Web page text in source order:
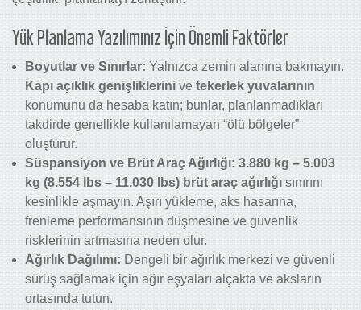
Yük Planlama Yazılımınız İçin Önemli Faktörler
Boyutlar ve Sınırlar: Yalnızca zemin alanına bakmayın.
Kapı açıklık genişliklerini ve tekerlek yuvalarının
konumunu da hesaba katın; bunlar, planlanmadıkları
takdirde genellikle kullanılamayan “ölü bölgeler”
oluşturur.
Süspansiyon ve Brüt Araç Ağırlığı: 3.880 kg – 5.003
kg (8.554 lbs – 11.030 lbs) brüt araç ağırlığı sınırını
kesinlikle aşmayın. Aşırı yükleme, aks hasarına,
frenleme performansının düşmesine ve güvenlik
risklerinin artmasına neden olur.
Ağırlık Dağılımı: Dengeli bir ağırlık merkezi ve güvenli
sürüş sağlamak için ağır eşyaları alçakta ve aksların
ortasında tutun.